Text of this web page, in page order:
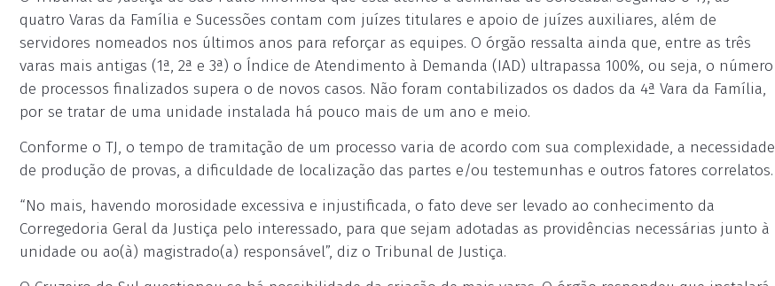
quatro Varas da Família e Sucessões contam com juízes titulares e apoio de juízes auxiliares, além de
servidores nomeados nos últimos anos para reforçar as equipes. O órgão ressalta ainda que, entre as três
varas mais antigas (1ª, 2ª e 3ª) o Índice de Atendimento à Demanda (IAD) ultrapassa 100%, ou seja, o número
de processos finalizados supera o de novos casos. Não foram contabilizados os dados da 4ª Vara da Família,
por se tratar de uma unidade instalada há pouco mais de um ano e meio.
Conforme o TJ, o tempo de tramitação de um processo varia de acordo com sua complexidade, a necessidade
de produção de provas, a dificuldade de localização das partes e/ou testemunhas e outros fatores correlatos.
“No mais, havendo morosidade excessiva e injustificada, o fato deve ser levado ao conhecimento da
Corregedoria Geral da Justiça pelo interessado, para que sejam adotadas as providências necessárias junto à
unidade ou ao(à) magistrado(a) responsável”, diz o Tribunal de Justiça.